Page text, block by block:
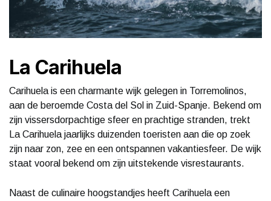
La Carihuela
Carihuela is een charmante wijk gelegen in Torremolinos,
aan de beroemde Costa del Sol in Zuid-Spanje. Bekend om
zijn vissersdorpachtige sfeer en prachtige stranden, trekt
La Carihuela jaarlijks duizenden toeristen aan die op zoek
zijn naar zon, zee en een ontspannen vakantiesfeer. De wijk
staat vooral bekend om zijn uitstekende visrestaurants.
Naast de culinaire hoogstandjes heeft Carihuela een